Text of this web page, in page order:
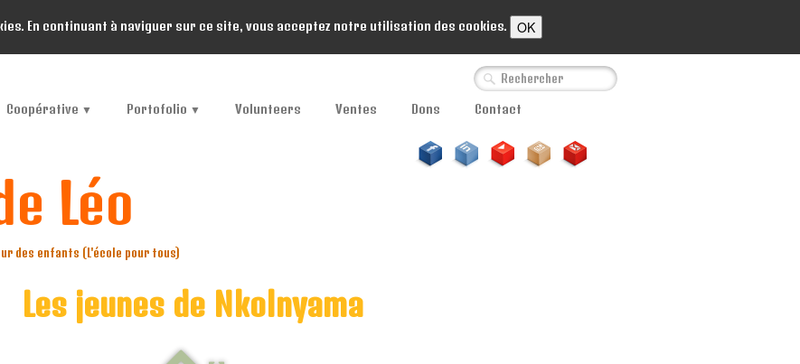
En continuant à naviguer sur ce site, vous acceptez notre utilisation des cookies. OK
Coopérative ▼ Portofolio ▼ Volunteers Ventes Dons Contact
Léo
des enfants (L'école pour tous)
Les jeunes de Nkolnyama